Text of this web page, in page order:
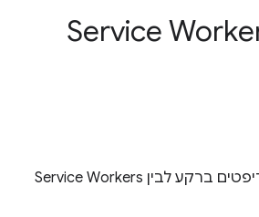
ההבדלים בין סקריפטים ברקע לבין Service Workers